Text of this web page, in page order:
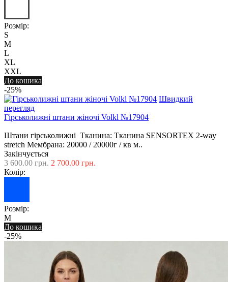
Розмір:
S
M
L
XL
XXL
До кошика
-25%
Швидкий
перегляд
Гірськолижні штани жіночі Volkl №17904
Штани гірськолижні Тканина: Тканина SENSORTEX 2-way
stretch Мембрана: 20000 / 20000г / кв м..
Закінчується
3 600.00 грн. 2 700.00 грн.
Колір:
Розмір:
M
До кошика
-25%